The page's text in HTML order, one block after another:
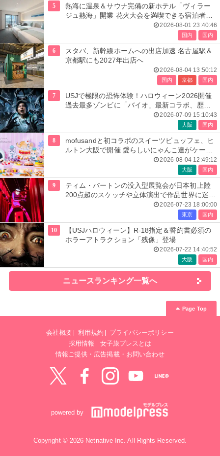
5
熱海に温泉＆サウナ完備の新ホテル「ヴィラー
ジュ熱海」開業 花火大会を満喫できる宿泊者専
2026-08-01 23:40:46
国内 国内
6
スタバ、新幹線ホームへの出店加速 名古屋駅＆
京都駅にも2027年出店へ
2026-08-04 13:50:12
国内 京都 国内
7
USJで極限の恐怖体験！ハロウィーン2026開催
過去最多ゾンビに「バイオ」最新コラボ、歴代
2026-07-09 15:10:43
大阪 国内
8
mofusandと初コラボのスイーツビュッフェ、ヒ
ルトン大阪で開催 愛らしいにゃんこ達がケーキ
2026-08-04 12:49:12
大阪 国内
9
ティム・バートンの没入型展覧会が日本初上陸
200点超のスケッチや立体演出で作品世界に迷い
2026-07-23 18:00:00
東京 国内
10
【USJハロウィーン】R-18指定＆誓約書必須の
ホラーアトラクション「残像」登場
2026-07-22 14:40:52
大阪 国内
ニュースランキング一覧へ
Page Top
会社概要 利用規約
プライバシーポリシー
採用情報
女子旅プレスとは
情報ご提供・広告掲載・お問い合わせ
powered by
Copyright © 2026 Netnative Inc. All Rights Reserved.